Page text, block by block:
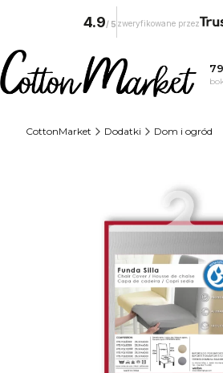
CottonMarket Dodatki Dom i ogród
4.9/ 5 zweryfikowane przez